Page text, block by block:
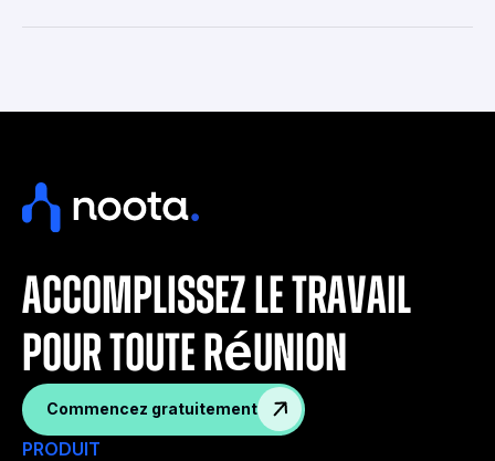
accomplissez le travail
pour toute réunion
Commencez gratuitement
PRODUIT